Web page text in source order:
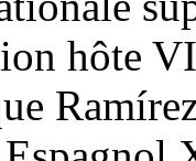
hôte